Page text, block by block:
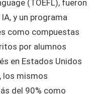
(TOEFL), fueron
y un programa
como compuestas
por alumnos
en Estados Unidos
los mismos
del 90% como